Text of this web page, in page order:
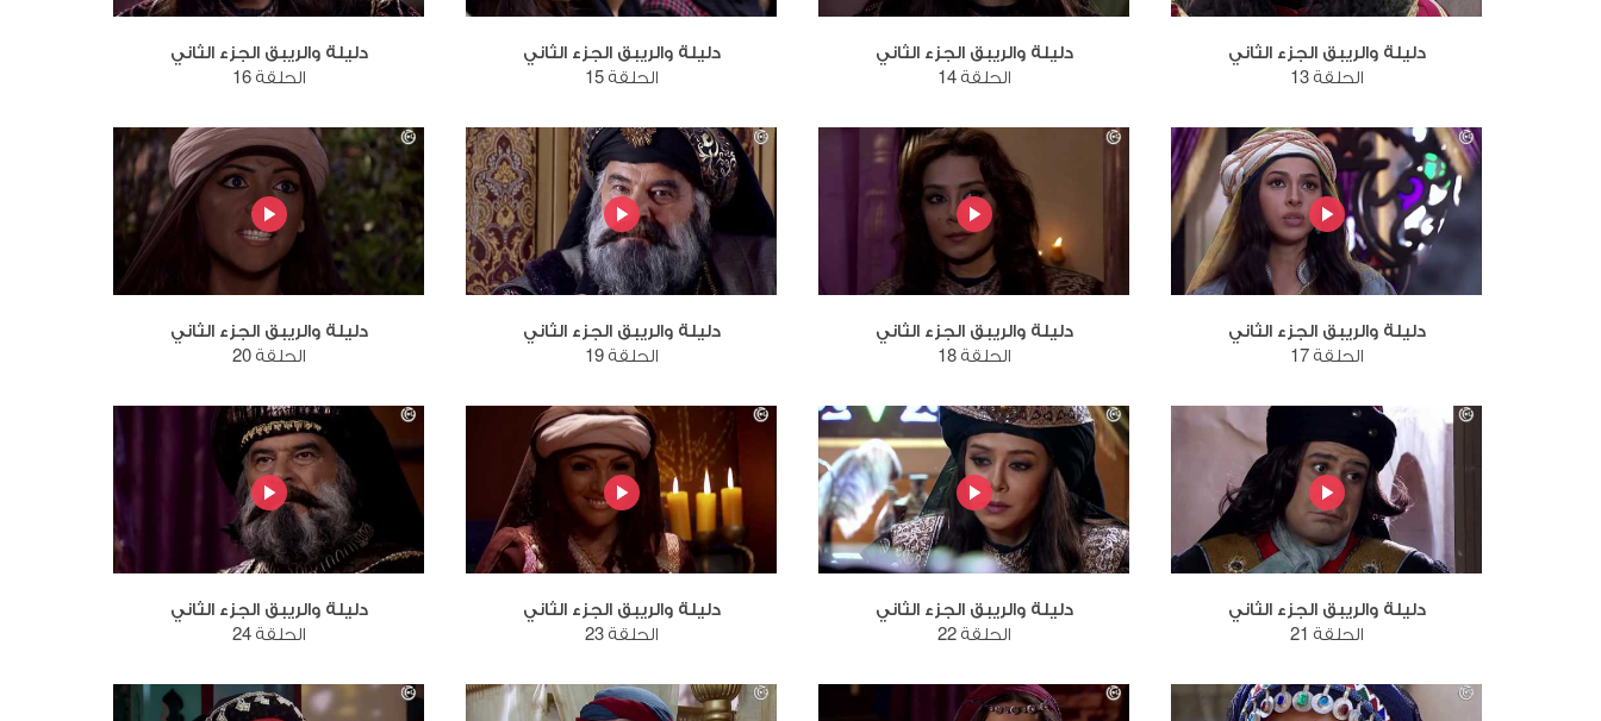
دليلة والريبق الجزء الثاني
الحلقة 13
دليلة والريبق الجزء الثاني
الحلقة 14
دليلة والريبق الجزء الثاني
الحلقة 15
دليلة والريبق الجزء الثاني
الحلقة 16
دليلة والريبق الجزء الثاني
الحلقة 17
دليلة والريبق الجزء الثاني
الحلقة 18
دليلة والريبق الجزء الثاني
الحلقة 19
دليلة والريبق الجزء الثاني
الحلقة 20
دليلة والريبق الجزء الثاني
الحلقة 21
دليلة والريبق الجزء الثاني
الحلقة 22
دليلة والريبق الجزء الثاني
الحلقة 23
دليلة والريبق الجزء الثاني
الحلقة 24